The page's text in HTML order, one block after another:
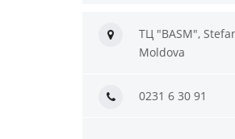
ТЦ "BASM",
Moldova
0231 6 30 91